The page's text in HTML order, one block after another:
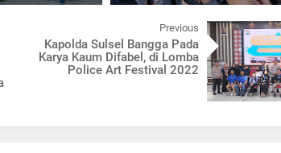
Previous
Kapolda Sulsel Bangga Pada
Karya Kaum Difabel, di Lomba
Police Art Festival 2022